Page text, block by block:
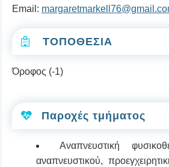
Email:
ΤΟΠΟΘΕΣΙΑ
Όροφος (-1)
Παροχές τμήματος
Αναπνευστική
αναπνευστικού,